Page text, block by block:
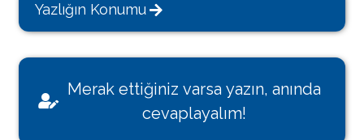
Yazlığın Konumu
Merak ettiğiniz varsa yazın, anında
cevaplayalım!